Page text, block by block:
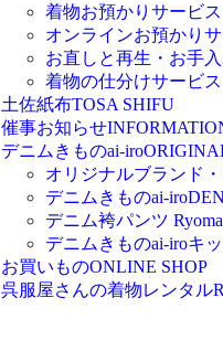
着物お預かりサービス
オンラインお預かり
お直しと再生・お手
着物の仕分けサービス
土佐紙布TOSA SHIFU
催事お知らせ
デニムきものai-iro
オリジナルブランド
デニムきものai-iro
デニム袴パンツ Ryoma
デニムきものai-iroキ
お買いものONLINE SHOP
呉服屋さんの着物レンタル